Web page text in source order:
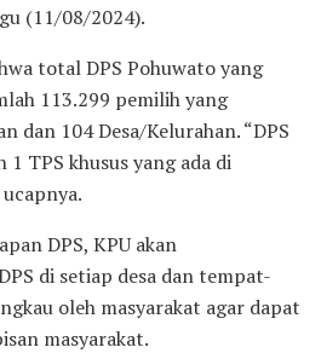
(11/08/2024).
total DPS Pohuwato yang
113.299 pemilih yang
dan 104 Desa/Kelurahan. “DPS
TPS khusus yang ada di
DPS, KPU akan
di setiap desa dan tempat-
oleh masyarakat agar dapat
masyarakat.